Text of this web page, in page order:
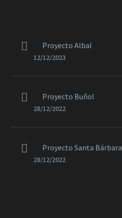
Proyecto Albal
12/12/2023
Proyecto Buñol
28/12/2022
Proyecto Santa Bárbara
28/12/2022